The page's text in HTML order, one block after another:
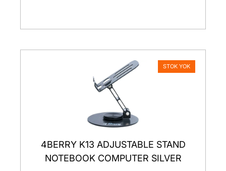
STOK YOK
4BERRY K13 ADJUSTABLE STAND
NOTEBOOK COMPUTER SILVER